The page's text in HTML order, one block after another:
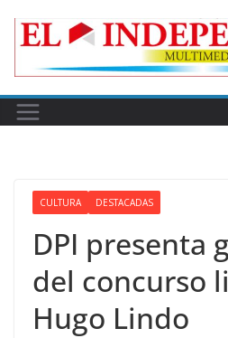
CULTURA DESTACADAS
DPI presenta
del concurso
Hugo Lindo